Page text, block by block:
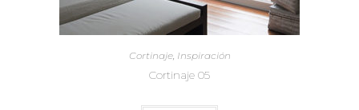
Cortinaje, Inspiración
Cortinaje 05